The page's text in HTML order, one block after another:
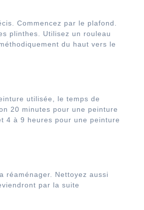
Commencez par le plafond.
plinthes. Utilisez un rouleau
du haut vers le
utilisée, le temps de
20 minutes pour une peinture
4 à 9 heures pour une peinture
réaménager. Nettoyez aussi
par la suite